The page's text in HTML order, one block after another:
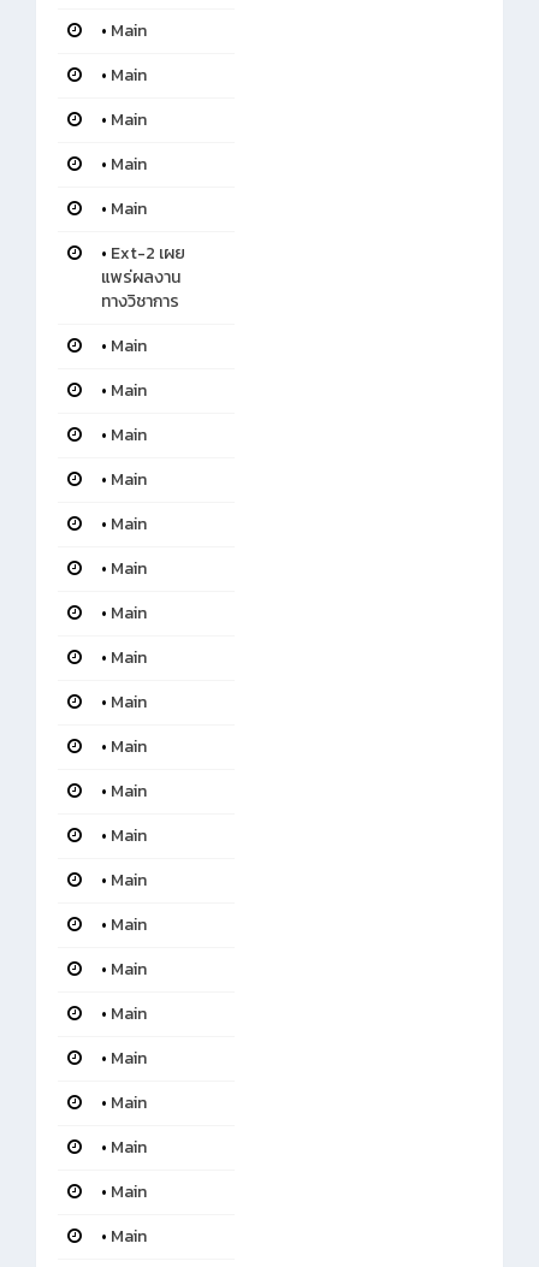
• Main
• Main
• Main
• Main
• Main
• Ext-2 เผย
แพร่ผลงาน
ทางวิชาการ
• Main
• Main
• Main
• Main
• Main
• Main
• Main
• Main
• Main
• Main
• Main
• Main
• Main
• Main
• Main
• Main
• Main
• Main
• Main
• Main
• Main